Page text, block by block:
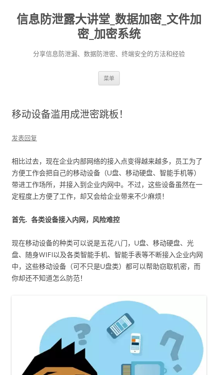
信息防泄露大讲堂_数据加密_文件加
密_加密系统
分享信息防泄漏、数据防泄密、终端安全的方法和经验
菜单
移动设备滥用成泄密跳板！
发表回复
相比过去，现在企业内部网络的接入点变得越来越多，员工为了
方便工作会把自己的移动设备（U盘、移动硬盘、智能手机等）
带进工作场所，并接入到企业内网中。不过，这些设备虽然在一
定程度上方便了工作，却又会给企业带来不少麻烦！
首先. 各类设备接入内网，风险难控
现在移动设备的种类可以说是五花八门，U盘、移动硬盘、光
盘、随身WIFI以及各类智能手机、智能手表等不断接入企业内网
中，这些移动设备（可不只是U盘类）都可以帮助窃取机密，而
你却还不知道怎么防范！